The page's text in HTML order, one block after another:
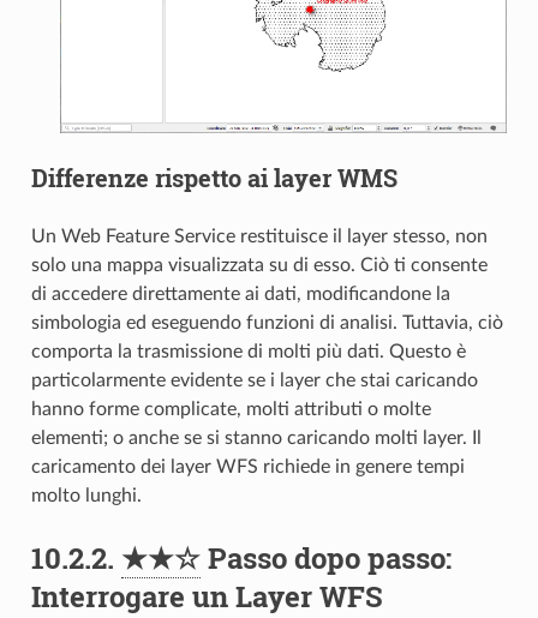
Differenze rispetto ai layer WMS
Un Web Feature Service restituisce il layer stesso, non
solo una mappa visualizzata su di esso. Ciò ti consente
di accedere direttamente ai dati, modificandone la
simbologia ed eseguendo funzioni di analisi. Tuttavia, ciò
comporta la trasmissione di molti più dati. Questo è
particolarmente evidente se i layer che stai caricando
hanno forme complicate, molti attributi o molte
elementi; o anche se si stanno caricando molti layer. Il
caricamento dei layer WFS richiede in genere tempi
molto lunghi.
10.2.2. ★★☆Passo dopo passo:
Interrogare un Layer WFS